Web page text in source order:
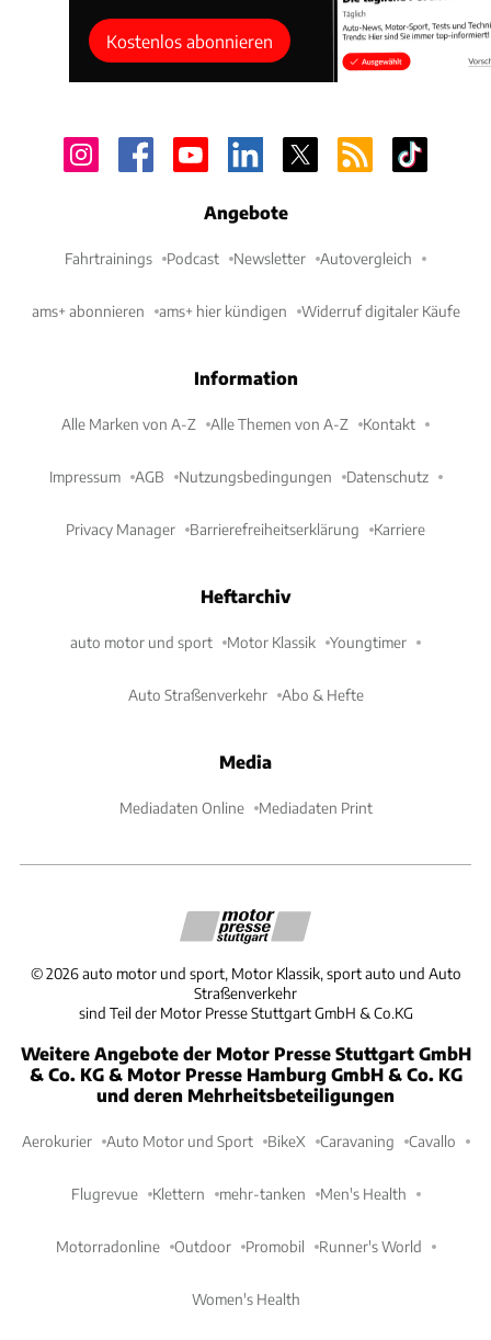
Kostenlos abonnieren
Angebote
Fahrtrainings Podcast Newsletter Autovergleich
ams+ abonnieren ams+ hier kündigen Widerruf digitaler Käufe
Information
Alle Marken von A-Z Alle Themen von A-Z Kontakt
Impressum AGB Nutzungsbedingungen Datenschutz
Privacy Manager Barrierefreiheitserklärung Karriere
Heftarchiv
auto motor und sport Motor Klassik Youngtimer
Auto Straßenverkehr Abo & Hefte
Media
Mediadaten Online Mediadaten Print
©2026 auto motor und sport, Motor Klassik, sport auto und Auto
Straßenverkehr
sind Teil der Motor Presse Stuttgart GmbH & Co.KG
Weitere Angebote der Motor Presse Stuttgart GmbH
& Co. KG & Motor Presse Hamburg GmbH & Co. KG
und deren Mehrheitsbeteiligungen
Aerokurier Auto Motor und Sport BikeX Caravaning Cavallo
Flugrevue Klettern mehr-tanken Men's Health
Motorradonline Outdoor Promobil Runner's World
Women's Health